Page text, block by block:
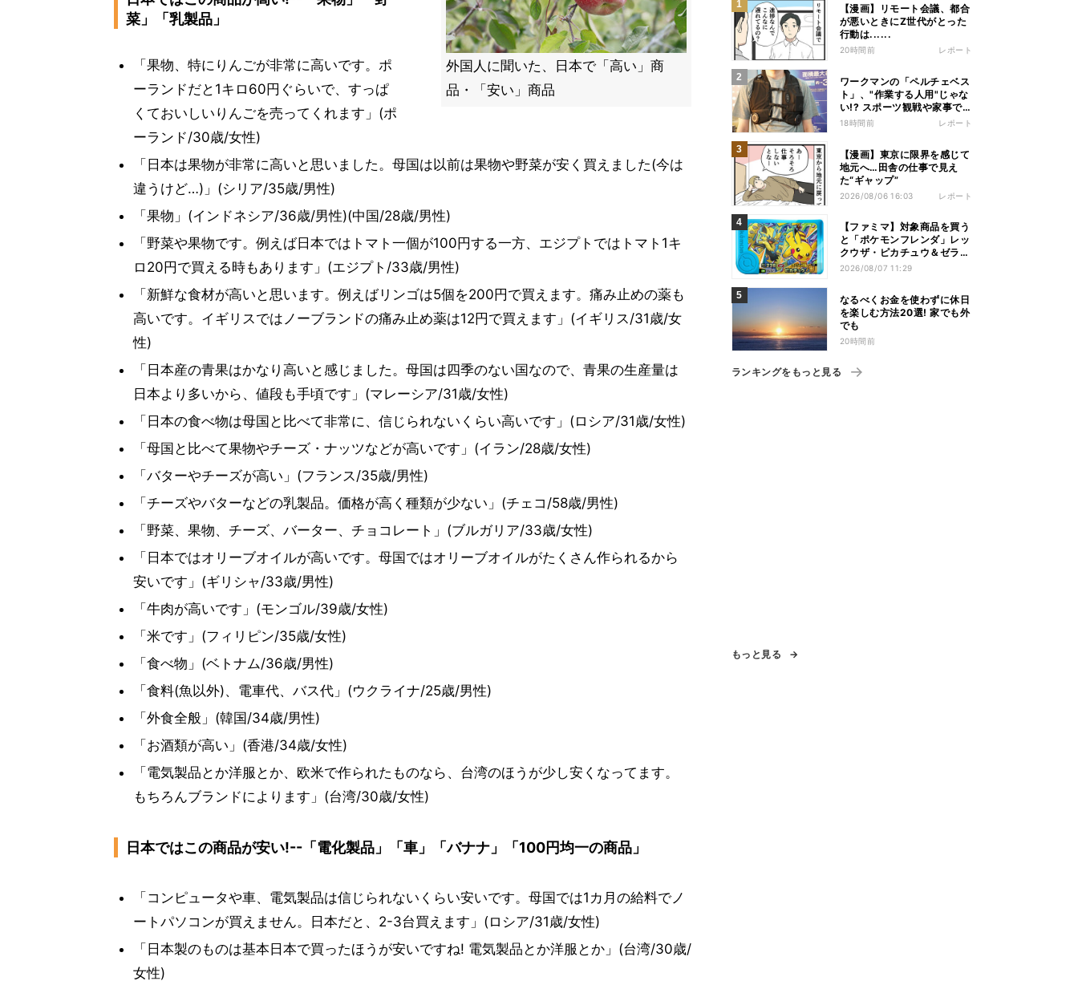
外国人に聞いた、日本で「高い」商
品・「安い」商品
菜」「乳製品」
「果物、特にりんごが非常に高いです。ポ
ーランドだと1キロ60円ぐらいで、すっぱ
くておいしいりんごを売ってくれます」(ポ
ーランド/30歳/女性)
「日本は果物が非常に高いと思いました。母国は以前は果物や野菜が安く買えました(今は
違うけど…)」(シリア/35歳/男性)
「果物」(インドネシア/36歳/男性)(中国/28歳/男性)
「野菜や果物です。例えば日本ではトマト一個が100円する一方、エジプトではトマト1キ
ロ20円で買える時もあります」(エジプト/33歳/男性)
「新鮮な食材が高いと思います。例えばリンゴは5個を200円で買えます。痛み止めの薬も
高いです。イギリスではノーブランドの痛み止め薬は12円で買えます」(イギリス/31歳/女
性)
「日本産の青果はかなり高いと感じました。母国は四季のない国なので、青果の生産量は
日本より多いから、値段も手頃です」(マレーシア/31歳/女性)
「日本の食べ物は母国と比べて非常に、信じられないくらい高いです」(ロシア/31歳/女性)
「母国と比べて果物やチーズ・ナッツなどが高いです」(イラン/28歳/女性)
「バターやチーズが高い」(フランス/35歳/男性)
「チーズやバターなどの乳製品。価格が高く種類が少ない」(チェコ/58歳/男性)
「野菜、果物、チーズ、バーター、チョコレート」(ブルガリア/33歳/女性)
「日本ではオリーブオイルが高いです。母国ではオリーブオイルがたくさん作られるから
安いです」(ギリシャ/33歳/男性)
「牛肉が高いです」(モンゴル/39歳/女性)
「米です」(フィリピン/35歳/女性)
「食べ物」(ベトナム/36歳/男性)
「食料(魚以外)、電車代、バス代」(ウクライナ/25歳/男性)
「外食全般」(韓国/34歳/男性)
「お酒類が高い」(香港/34歳/女性)
「電気製品とか洋服とか、欧米で作られたものなら、台湾のほうが少し安くなってます。
もちろんブランドによります」(台湾/30歳/女性)
日本ではこの商品が安い!--「電化製品」「車」「バナナ」「100円均一の商品」
「コンピュータや車、電気製品は信じられないくらい安いです。母国では1カ月の給料でノ
ートパソコンが買えません。日本だと、2-3台買えます」(ロシア/31歳/女性)
「日本製のものは基本日本で買ったほうが安いですね! 電気製品とか洋服とか」(台湾/30歳/
女性)
【漫画】リモート会議、都合
が悪いときにZ世代がとった
行動は......
20時間前 レポート
ワークマンの「ペルチェベス
ト」、"作業する人用"じゃな
い!? スポーツ観戦や家事で
の熱中症&冷え対策に――話
18時間前 レポート
【漫画】東京に限界を感じて
地元へ…田舎の仕事で見え
た“ギャップ”
2026/08/06 16:03 レポート
【ファミマ】対象商品を買う
と「ポケモンフレンダ」レッ
クウザ・ピカチュウ＆ゼラオ
ラのスペシャルフレンダピッ
2026/08/07 11:29
なるべくお金を使わずに休日
を楽しむ方法20選! 家でも外
でも
20時間前
ランキングをもっと見る
もっと見る